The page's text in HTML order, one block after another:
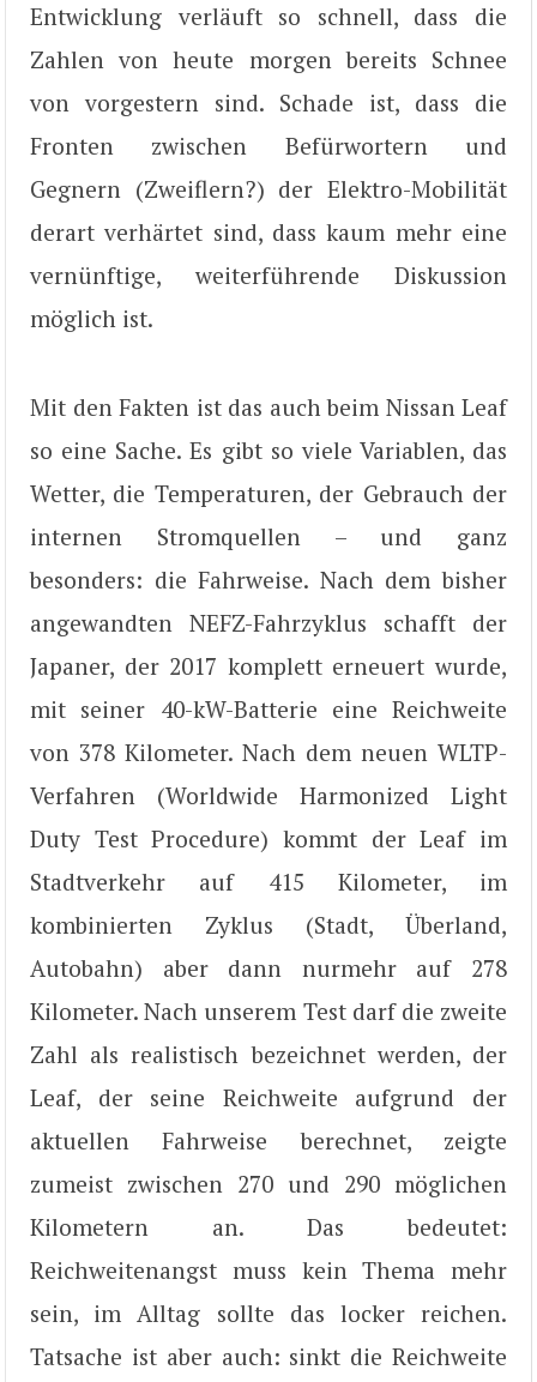
Entwicklung verläuft so schnell, dass die
Zahlen von heute morgen bereits Schnee
von vorgestern sind. Schade ist, dass die
Fronten zwischen Befürwortern und
Gegnern (Zweiflern?) der Elektro-Mobilität
derart verhärtet sind, dass kaum mehr eine
vernünftige, weiterführende Diskussion
möglich ist.
Mit den Fakten ist das auch beim Nissan Leaf
so eine Sache. Es gibt so viele Variablen, das
Wetter, die Temperaturen, der Gebrauch der
internen Stromquellen – und ganz
besonders: die Fahrweise. Nach dem bisher
angewandten NEFZ-Fahrzyklus schafft der
Japaner, der 2017 komplett erneuert wurde,
mit seiner 40-kW-Batterie eine Reichweite
von 378 Kilometer. Nach dem neuen WLTP-
Verfahren (Worldwide Harmonized Light
Duty Test Procedure) kommt der Leaf im
Stadtverkehr auf 415 Kilometer, im
kombinierten Zyklus (Stadt, Überland,
Autobahn) aber dann nurmehr auf 278
Kilometer. Nach unserem Test darf die zweite
Zahl als realistisch bezeichnet werden, der
Leaf, der seine Reichweite aufgrund der
aktuellen Fahrweise berechnet, zeigte
zumeist zwischen 270 und 290 möglichen
Kilometern an. Das bedeutet:
Reichweitenangst muss kein Thema mehr
sein, im Alltag sollte das locker reichen.
Tatsache ist aber auch: sinkt die Reichweite